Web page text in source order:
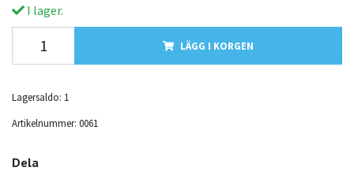
I lager.
LÄGG I KORGEN
Lagersaldo: 1
Artikelnummer: 0061
Dela